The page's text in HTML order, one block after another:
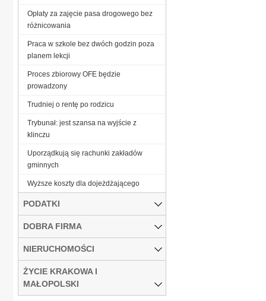
Opłaty za zajęcie pasa drogowego bez
różnicowania
Praca w szkole bez dwóch godzin poza
planem lekcji
Proces zbiorowy OFE będzie
prowadzony
Trudniej o rentę po rodzicu
Trybunał: jest szansa na wyjście z
klinczu
Uporządkują się rachunki zakładów
gminnych
Wyższe koszty dla dojeżdżającego
PODATKI
DOBRA FIRMA
NIERUCHOMOŚCI
ŻYCIE KRAKOWA I
MAŁOPOLSKI